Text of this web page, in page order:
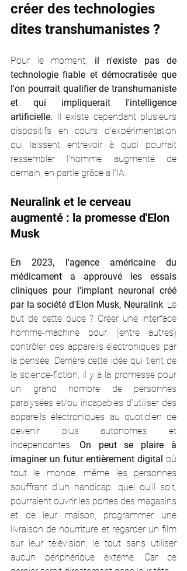
créer des technologies
dites transhumanistes ?
Pour le moment, il n'existe pas de
technologie fiable et démocratisée que
l'on pourrait qualifier de transhumaniste
et qui impliquerait l'intelligence
artificielle. Il existe cependant plusieurs
dispositifs en cours d'expérimentation
qui laissent entrevoir à quoi pourrait
ressembler l'homme augmenté de
demain, en partie grâce à l'IA.
Neuralink et le cerveau
augmenté : la promesse d'Elon
Musk
En 2023, l'agence américaine du
médicament a approuvé les essais
cliniques pour l'implant neuronal créé
par la société d'Elon Musk, Neuralink. Le
but de cette puce ? Créer une interface
homme-machine pour (entre autres)
contrôler des appareils électroniques par
la pensée. Derrière cette idée qui tient de
la science-fiction, il y a la promesse pour
un grand nombre de personnes
paralysées et/ou incapables d'utiliser des
appareils électroniques au quotidien de
devenir plus autonomes et
indépendantes. On peut se plaire à
imaginer un futur entièrement digital où
tout le monde, même les personnes
souffrant d'un handicap, quel qu'il soit,
pourraient ouvrir les portes des magasins
et de leur maison, programmer une
livraison de nourriture et regarder un film
sur leur télévision, le tout sans utiliser
aucun périphérique externe. Car ce